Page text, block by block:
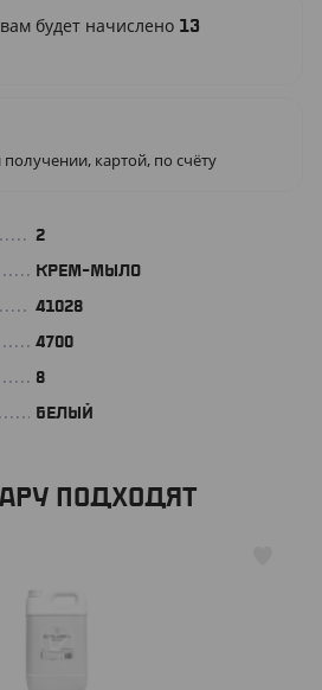
будет начислено 13
картой, по счёту
2
КРЕМ-МЫЛО
41028
4700
8
БЕЛЫЙ
ПОДХОДЯТ